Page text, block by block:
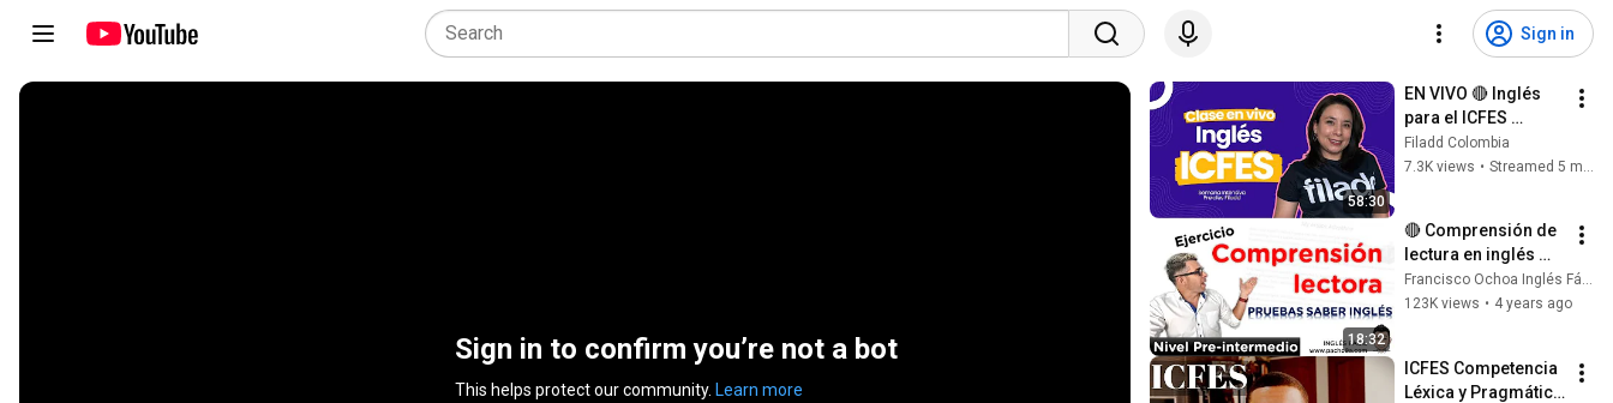
Sign in
Sign in to confirm you’re not a bot
This helps protect our community. Learn more
58:30
EN VIVO 🔴 Inglés
para el ICFES
(Prueba Saber 11°)
#SemanaFiladd
Filadd Colombia
7.3K views • Streamed 5 months ago
18:32
🔴 Comprensión de
lectura en inglés
para pruebas tipo
ICFES | Nivel Pre-
Francisco Ochoa Inglés Fácil
123K views • 4 years ago
ICFES Competencia
Léxica y Pragmática